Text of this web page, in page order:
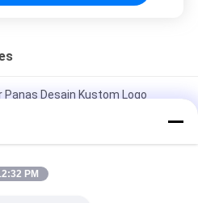
Desain Kustom Logo
Patches Label Titik Sikat
PM